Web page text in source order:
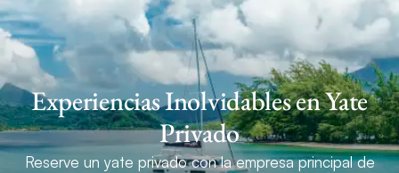
Experiencias Inolvidables en Yate
Privado
Reserve un yate privado con la empresa principal de